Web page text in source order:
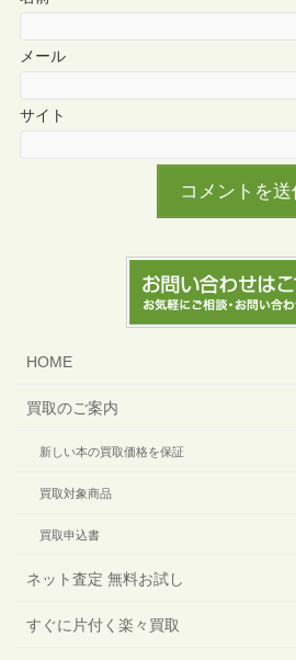
メール
サイト
HOME
買取のご案内
新しい本の買取価格を保証
買取対象商品
買取申込書
ネット査定 無料お試し
すぐに片付く楽々買取